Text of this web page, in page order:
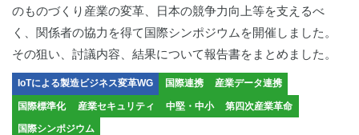
のものづくり産業の変革、日本の競争力向上等を支えるべ
く、関係者の協力を得て国際シンポジウムを開催しました。
その狙い、討議内容、結果について報告書をまとめました。
IoTによる製造ビジネス変革WG 国際連携 産業データ連携
国際標準化 産業セキュリティ 中堅・中小 第四次産業革命
国際シンポジウム